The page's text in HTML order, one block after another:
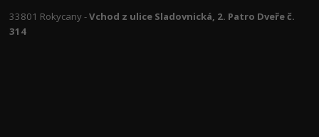
33801 Rokycany -Vchod z ulice Sladovnická, 2. Patro Dveře č.
314